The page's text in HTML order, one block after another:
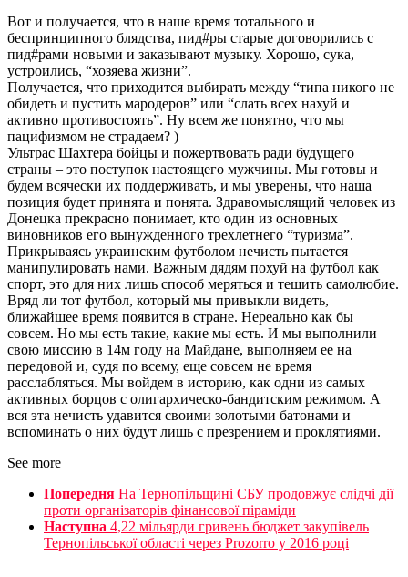
Вот и получается, что в наше время тотального и
беспринципного блядства, пид#ры старые договорились с
пид#рами новыми и заказывают музыку. Хорошо, сука,
устроились, “хозяева жизни”.
Получается, что приходится выбирать между “типа никого не
обидеть и пустить мародеров” или “слать всех нахуй и
активно противостоять”. Ну всем же понятно, что мы
пацифизмом не страдаем? )
Ультрас Шахтера бойцы и пожертвовать ради будущего
страны – это поступок настоящего мужчины. Мы готовы и
будем всячески их поддерживать, и мы уверены, что наша
позиция будет принята и понята. Здравомыслящий человек из
Донецка прекрасно понимает, кто один из основных
виновников его вынужденного трехлетнего “туризма”.
Прикрываясь украинским футболом нечисть пытается
манипулировать нами. Важным дядям похуй на футбол как
спорт, это для них лишь способ меряться и тешить самолюбие.
Вряд ли тот футбол, который мы привыкли видеть,
ближайшее время появится в стране. Нереально как бы
совсем. Но мы есть такие, какие мы есть. И мы выполнили
свою миссию в 14м году на Майдане, выполняем ее на
передовой и, судя по всему, еще совсем не время
расслабляться. Мы войдем в историю, как одни из самых
активных борцов с олигархическо-бандитским режимом. А
вся эта нечисть удавится своими золотыми батонами и
вспоминать о них будут лишь с презрением и проклятиями.
See more
Попередня На Тернопільщині СБУ продовжує слідчі дії
проти організаторів фінансової піраміди
Наступна 4,22 мільярди гривень бюджет закупівель
Тернопільської області через Prozorro у 2016 році